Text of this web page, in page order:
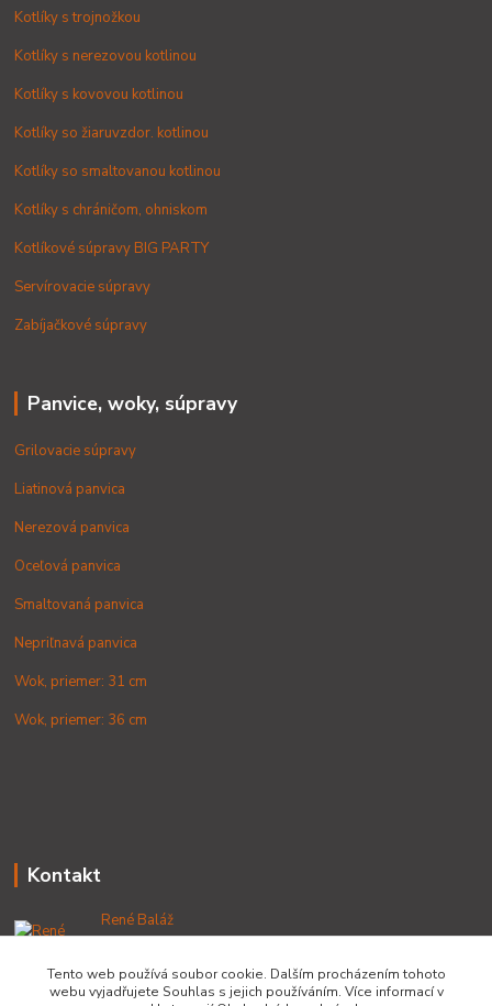
Kotlíky s trojnožkou
Kotlíky s nerezovou kotlinou
Kotlíky s kovovou kotlinou
Kotlíky so žiaruvzdor. kotlinou
Kotlíky so smaltovanou kotlinou
Kotlíky s chráničom, ohniskom
Kotlíkové súpravy BIG PARTY
Servírovacie súpravy
Zabíjačkové súpravy
Panvice, woky, súpravy
Grilovacie súpravy
Liatinová panvica
Nerezová panvica
Oceľová panvica
Smaltovaná panvica
Nepriľnavá panvica
Wok, priemer: 31 cm
Wok, priemer: 36 cm
Kontakt
René Baláž
+421 902 212 007
od 8:00 - do 16:00 hod
Tento web používá soubor cookie. Dalším procházením tohoto
webu vyjadřujete Souhlas s jejich používáním. Více informací v